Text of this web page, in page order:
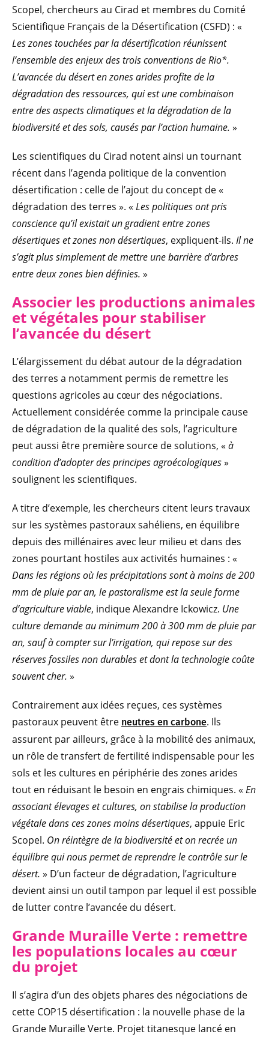
Scopel, chercheurs au Cirad et membres du Comité
Scientifique Français de la Désertification (CSFD) : «
Les zones touchées par la désertification réunissent
l’ensemble des enjeux des trois conventions de Rio*.
L’avancée du désert en zones arides profite de la
dégradation des ressources, qui est une combinaison
entre des aspects climatiques et la dégradation de la
biodiversité et des sols, causés par l’action humaine. »
Les scientifiques du Cirad notent ainsi un tournant
récent dans l’agenda politique de la convention
désertification : celle de l’ajout du concept de «
dégradation des terres ». « Les politiques ont pris
conscience qu’il existait un gradient entre zones
désertiques et zones non désertiques, expliquent-ils. Il ne
s’agit plus simplement de mettre une barrière d’arbres
entre deux zones bien définies. »
Associer les productions animales
et végétales pour stabiliser
l’avancée du désert
L’élargissement du débat autour de la dégradation
des terres a notamment permis de remettre les
questions agricoles au cœur des négociations.
Actuellement considérée comme la principale cause
de dégradation de la qualité des sols, l’agriculture
peut aussi être première source de solutions, « à
condition d’adopter des principes agroécologiques»
soulignent les scientifiques.
A titre d’exemple, les chercheurs citent leurs travaux
sur les systèmes pastoraux sahéliens, en équilibre
depuis des millénaires avec leur milieu et dans des
zones pourtant hostiles aux activités humaines : «
Dans les régions où les précipitations sont à moins de 200
mm de pluie par an, le pastoralisme est la seule forme
d’agriculture viable, indique Alexandre Ickowicz. Une
culture demande au minimum 200 à 300 mm de pluie par
an, sauf à compter sur l’irrigation, qui repose sur des
réserves fossiles non durables et dont la technologie coûte
souvent cher. »
Contrairement aux idées reçues, ces systèmes
pastoraux peuvent être neutres en carbone. Ils
assurent par ailleurs, grâce à la mobilité des animaux,
un rôle de transfert de fertilité indispensable pour les
sols et les cultures en périphérie des zones arides
tout en réduisant le besoin en engrais chimiques. « En
associant élevages et cultures, on stabilise la production
végétale dans ces zones moins désertiques, appuie Eric
Scopel. On réintègre de la biodiversité et on recrée un
équilibre qui nous permet de reprendre le contrôle sur le
désert. » D’un facteur de dégradation, l’agriculture
devient ainsi un outil tampon par lequel il est possible
de lutter contre l’avancée du désert.
Grande Muraille Verte : remettre
les populations locales au cœur
du projet
Il s’agira d’un des objets phares des négociations de
cette COP15 désertification : la nouvelle phase de la
Grande Muraille Verte. Projet titanesque lancé en